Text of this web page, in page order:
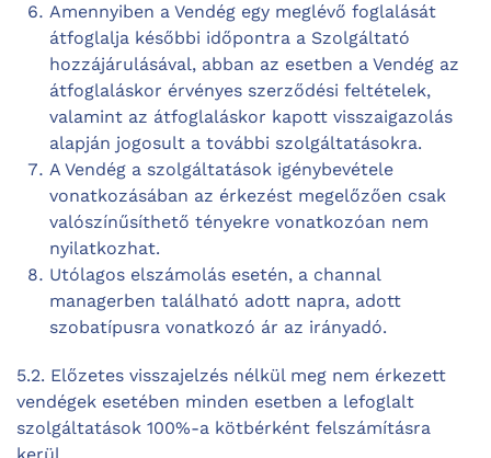
Amennyiben a Vendég egy meglévő foglalását
átfoglalja későbbi időpontra a Szolgáltató
hozzájárulásával, abban az esetben a Vendég az
átfoglaláskor érvényes szerződési feltételek,
valamint az átfoglaláskor kapott visszaigazolás
alapján jogosult a további szolgáltatásokra.
A Vendég a szolgáltatások igénybevétele
vonatkozásában az érkezést megelőzően csak
valószínűsíthető tényekre vonatkozóan nem
nyilatkozhat.
Utólagos elszámolás esetén, a channal
managerben található adott napra, adott
szobatípusra vonatkozó ár az irányadó.
5.2. Előzetes visszajelzés nélkül meg nem érkezett
vendégek esetében minden esetben a lefoglalt
szolgáltatások 100%-a kötbérként felszámításra